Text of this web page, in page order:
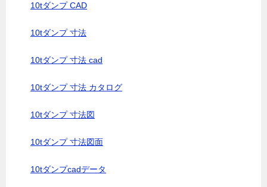
10tダンプ CAD
10tダンプ 寸法
10tダンプ 寸法 cad
10tダンプ 寸法 カタログ
10tダンプ 寸法図
10tダンプ 寸法図面
10tダンプcadデータ